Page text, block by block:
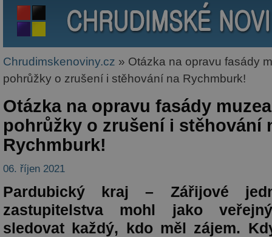
Chrudimskenoviny.cz » Otázka na opravu fasády
pohrůžky o zrušení i stěhování na Rychmburk!
Otázka na opravu fasády
pohrůžky o zrušení i stěhování
Rychmburk!
06. říjen 2021
Pardubický kraj – Zářijové
zastupitelstva mohl jako
sledovat každý, kdo měl zájem.